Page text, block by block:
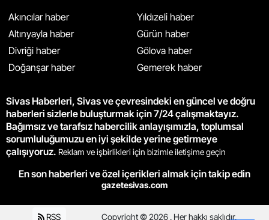
Akıncılar haber
Altınyayla haber
Divriği haber
Doğanşar haber
Yıldızeli haber
Gürün haber
Gölova haber
Gemerek haber
Sivas Haberleri, Sivas ve çevresindeki en güncel ve doğru
haberleri sizlerle buluşturmak için 7/24 çalışmaktayız.
Bağımsız ve tarafsız habercilik anlayışımızla, toplumsal
sorumluluğumuzu en iyi şekilde yerine getirmeye
çalışıyoruz. Reklam ve işbirlikleri için bizimle iletişime geçin
En son haberleri ve özel içerikleri almak için takip edin
gazetesivas.com
RSS Copyright © 2026 . Her hakkı saklıdır.